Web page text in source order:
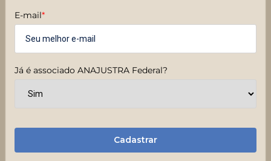
E-mail*
Já é associado ANAJUSTRA Federal?
Cadastrar